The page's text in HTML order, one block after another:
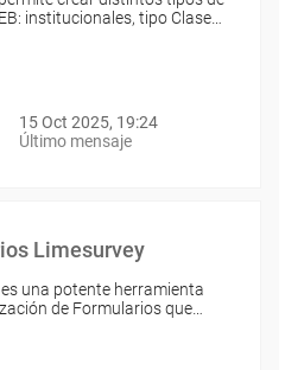
institucionales, tipo Clase…
15 Oct 2025, 19:24
Último mensaje
Limesurvey
una potente herramienta
de Formularios que…